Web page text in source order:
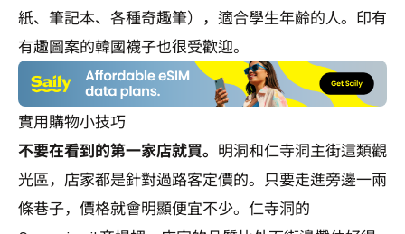
紙、筆記本、各種奇趣筆），適合學生年齡的人。印有
有趣圖案的韓國襪子也很受歡迎。
實用購物小技巧
不要在看到的第一家店就買。 明洞和仁寺洞主街這類觀
光區，店家都是針對過路客定價的。只要走進旁邊一兩
條巷子，價格就會明顯便宜不少。仁寺洞的